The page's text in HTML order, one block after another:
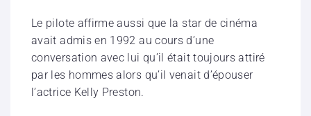
Le pilote affirme aussi que la star de cinéma
avait admis en 1992 au cours d’une
conversation avec lui qu’il était toujours attiré
par les hommes alors qu’il venait d’épouser
l’actrice Kelly Preston.